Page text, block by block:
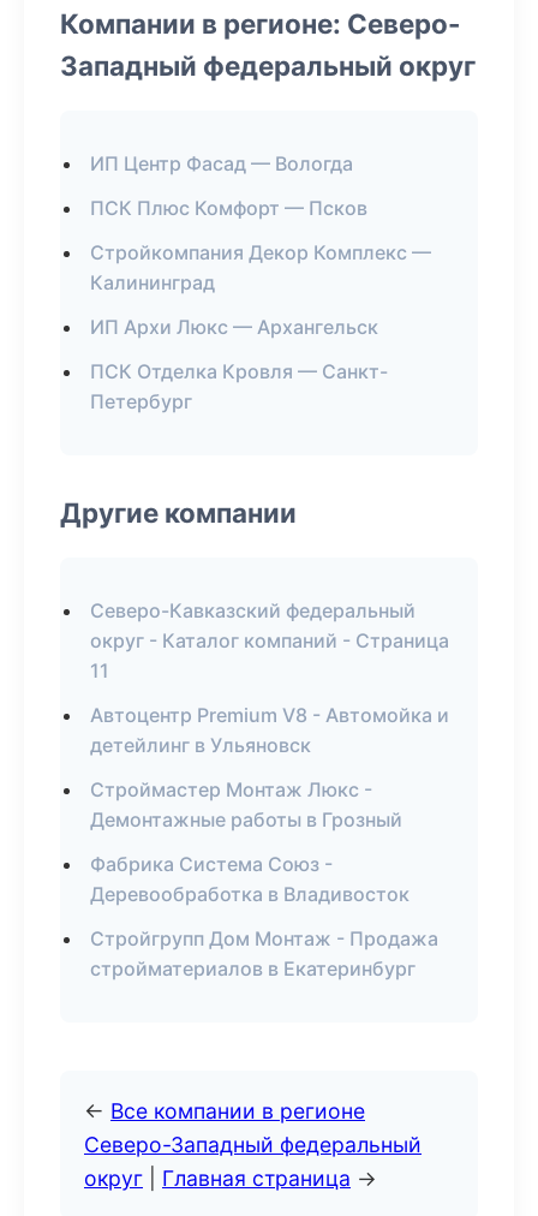
Компании в регионе: Северо-
Западный федеральный округ
ИП Центр Фасад — Вологда
ПСК Плюс Комфорт — Псков
Стройкомпания Декор Комплекс —
Калининград
ИП Архи Люкс — Архангельск
ПСК Отделка Кровля — Санкт-
Петербург
Другие компании
Северо-Кавказский федеральный
округ - Каталог компаний - Страница
11
Автоцентр Premium V8 - Автомойка и
детейлинг в Ульяновск
Строймастер Монтаж Люкс -
Демонтажные работы в Грозный
Фабрика Система Союз -
Деревообработка в Владивосток
Стройгрупп Дом Монтаж - Продажа
стройматериалов в Екатеринбург
← Все компании в регионе
Северо-Западный федеральный
округ
Главная страница →